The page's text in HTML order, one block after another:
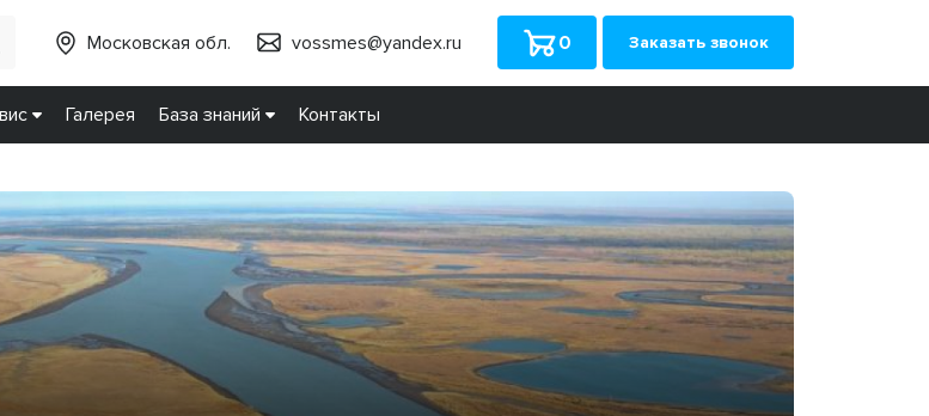
Московская обл. vossmes@yandex.ru 0 Заказать звонок
Галерея База знаний Контакты